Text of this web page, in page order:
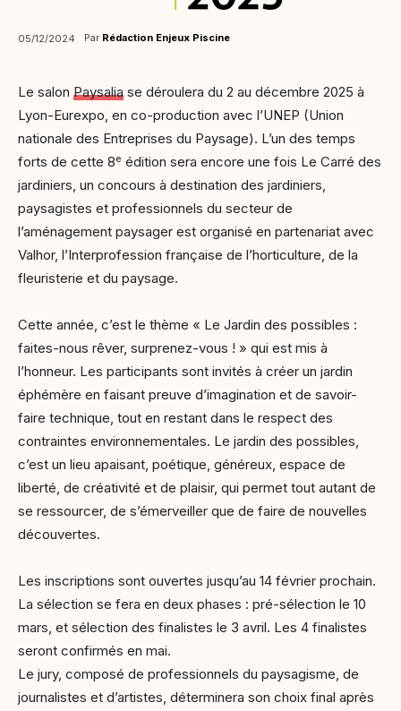
05/12/2024 Par Rédaction Enjeux Piscine
Le salon Paysalia se déroulera du 2 au décembre 2025 à
Lyon-Eurexpo, en co-production avec l’UNEP (Union
nationale des Entreprises du Paysage). L’un des temps
forts de cette 8e édition sera encore une fois Le Carré des
jardiniers, un concours à destination des jardiniers,
paysagistes et professionnels du secteur de
l’aménagement paysager est organisé en partenariat avec
Valhor, l’Interprofession française de l’horticulture, de la
fleuristerie et du paysage.
Cette année, c’est le thème « Le Jardin des possibles :
faites-nous rêver, surprenez-vous ! » qui est mis à
l’honneur. Les participants sont invités à créer un jardin
éphémère en faisant preuve d’imagination et de savoir-
faire technique, tout en restant dans le respect des
contraintes environnementales. Le jardin des possibles,
c’est un lieu apaisant, poétique, généreux, espace de
liberté, de créativité et de plaisir, qui permet tout autant de
se ressourcer, de s’émerveiller que de faire de nouvelles
découvertes.
Les inscriptions sont ouvertes jusqu’au 14 février prochain.
La sélection se fera en deux phases : pré-sélection le 10
mars, et sélection des finalistes le 3 avril. Les 4 finalistes
seront confirmés en mai.
Le jury, composé de professionnels du paysagisme, de
journalistes et d’artistes, déterminera son choix final après